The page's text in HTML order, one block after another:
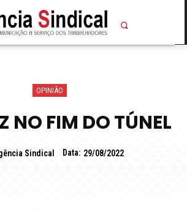
OPINIÃO
NO FIM DO TÚNEL
Sindical Data: 29/08/2022